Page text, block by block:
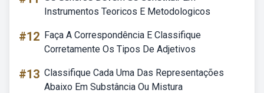
Instrumentos Teoricos E Metodologicos
#12 Faça A Correspondência E Classifique
Corretamente Os Tipos De Adjetivos
#13 Classifique Cada Uma Das Representações
Abaixo Em Substância Ou Mistura